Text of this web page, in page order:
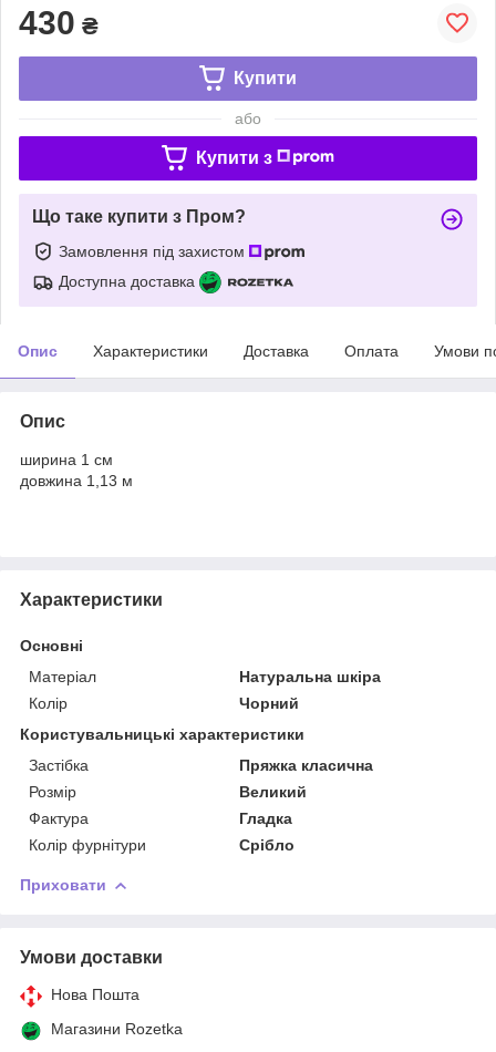
430 ₴
Купити
або
Купити з
Що таке купити з Пром?
Замовлення під захистом
Доступна доставка
Опис Характеристики Доставка Оплата Умови
Опис
ширина 1 см
довжина 1,13 м
Характеристики
Основні
Матеріал
Натуральна шкіра
Колір
Чорний
Користувальницькі характеристики
Застібка
Пряжка класична
Розмір
Великий
Фактура
Гладка
Колір фурнітури
Срібло
Приховати
Умови доставки
Нова Пошта
Магазини Rozetka